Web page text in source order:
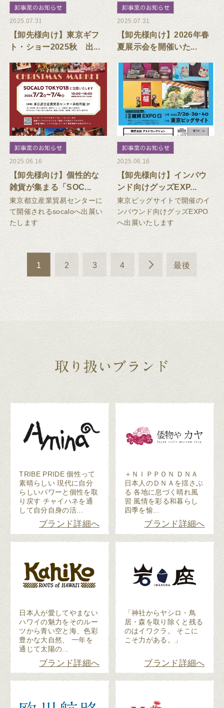
2025.07.31
【卸先様向け】東京ギフ
ト・ショー2025秋 出...
2025.07.31
【卸先様向け】2026年春
夏展示会を開催いた...
2025.06.16
【卸先様向け】個性的な
雑貨が集まる「SOC...
東京都立産業貿易センターに
て開催されるsocaloへ出展い
たします
2025.06.16
【卸先様向け】インバウ
ンド向けグッズEXP...
東京ビッグサイトで開催のイ
ンバウンド向けグッズEXPO
へ出展いたします
1 2 3 4 最後
TRIBE PRIDE 個性って
素晴らしい 現代に自分
らしいパワーと個性を取
り戻す チャイハネを通
して自分自身の活...
ブランド詳細へ
＋ＮＩＰＰＯＮ ＤＮＡ
日本人のＤＮＡを揺さぶ
る 各地に息づく晴れ風
習 風情を彩る和暮らし
四季を愉...
ブランド詳細へ
日本人が愛してやまない
ハワイの魅力をそのルー
ツから青い空と海、色彩
豊かな大自然、 一年を
通じて太陽の...
ブランド詳細へ
「神社からヤシロ・鳥
居・森を取り除くと残る
のはイワクラ。 そこに
こそ力がある。」
ブランド詳細へ